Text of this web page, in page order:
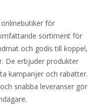
för
sortiment för
och godis till koppel,
De erbjuder produkter
kampanjer och rabatter.
snabba leveranser gör